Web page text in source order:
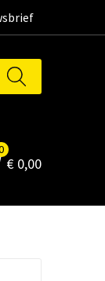
€ 0,00